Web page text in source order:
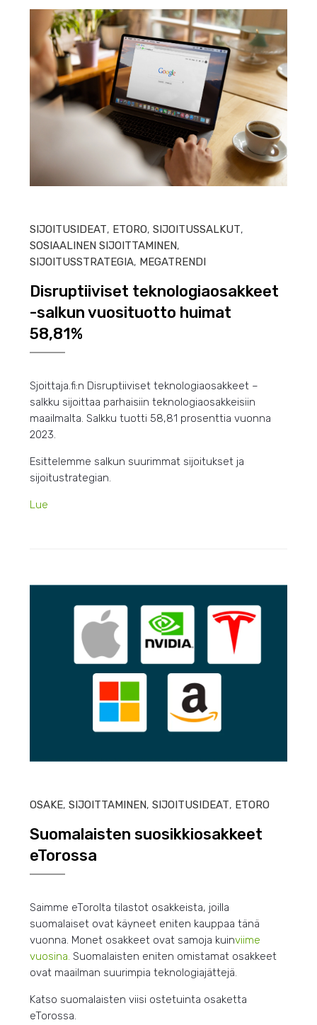
SIJOITUSIDEAT, ETORO,SIJOITUSSALKUT,
SOSIAALINEN SIJOITTAMINEN,
SIJOITUSSTRATEGIA, MEGATRENDI
Disruptiiviset teknologiaosakkeet
-salkun vuosituotto huimat
58,81%
Sjoittaja.fi:n Disruptiiviset teknologiaosakkeet –
salkku sijoittaa parhaisiin teknologiaosakkeisiin
maailmalta. Salkku tuotti 58,81 prosenttia vuonna
2023.
Esittelemme salkun suurimmat sijoitukset ja
sijoitustrategian.
Lue
OSAKE,SIJOITTAMINEN,SIJOITUSIDEAT, ETORO
Suomalaisten suosikkiosakkeet
eTorossa
Saimme eTorolta tilastot osakkeista, joilla
suomalaiset ovat käyneet eniten kauppaa tänä
vuonna. Monet osakkeet ovat samoja kuinviime
vuosina.Suomalaisten eniten omistamat osakkeet
ovat maailman suurimpia teknologiajättejä.
Katso suomalaisten viisi ostetuinta osaketta
eTorossa.